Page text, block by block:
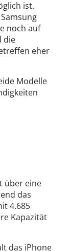
ist.
noch auf
die
eher
Modelle
über eine
das
4.685
Kapazität
das iPhone